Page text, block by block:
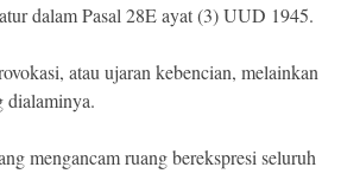
dalam Pasal 28E ayat (3) UUD 1945.
atau ujaran kebencian, melainkan
dialaminya.
mengancam ruang berekspresi seluruh